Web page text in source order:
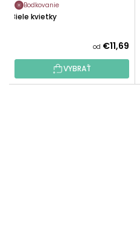
Bodkovanie
Biele kvietky
od €11,69
VYBRAŤ